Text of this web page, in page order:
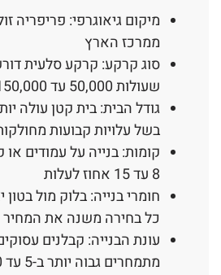
ממרכז הארץ
סוג קרקע: קרקע סלעית
שעולות 50,000 עד 150,000 שקל נוסף
גודל הבית: בית קטן עולה
בשל עלויות קבועות
קומות: בנייה על עמודים
8 עד 15 אחוז לעלות
חומרי בנייה: בלוק מול בטון
כל בחירה משנה את המחיר
עונת הבנייה: קבלנים
מתמחרים גבוה יותר ב-5 עד 10 אחוז